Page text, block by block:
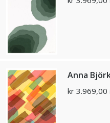
Anna
kr 3.969,00